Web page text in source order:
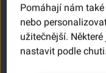
10 000 Kč
Pomáhají nám
nebo
užitečnější.
nastavit podle chuti.